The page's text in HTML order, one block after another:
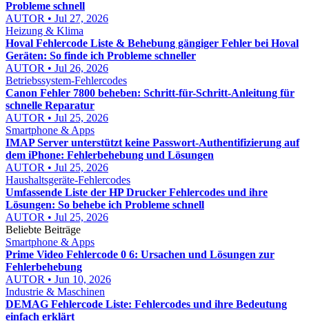
Probleme schnell
AUTOR • Jul 27, 2026
Heizung & Klima
Hoval Fehlercode Liste & Behebung gängiger Fehler bei Hoval
Geräten: So finde ich Probleme schneller
AUTOR • Jul 26, 2026
Betriebssystem-Fehlercodes
Canon Fehler 7800 beheben: Schritt-für-Schritt-Anleitung für
schnelle Reparatur
AUTOR • Jul 25, 2026
Smartphone & Apps
IMAP Server unterstützt keine Passwort-Authentifizierung auf
dem iPhone: Fehlerbehebung und Lösungen
AUTOR • Jul 25, 2026
Haushaltsgeräte-Fehlercodes
Umfassende Liste der HP Drucker Fehlercodes und ihre
Lösungen: So behebe ich Probleme schnell
AUTOR • Jul 25, 2026
Beliebte Beiträge
Smartphone & Apps
Prime Video Fehlercode 0 6: Ursachen und Lösungen zur
Fehlerbehebung
AUTOR • Jun 10, 2026
Industrie & Maschinen
DEMAG Fehlercode Liste: Fehlercodes und ihre Bedeutung
einfach erklärt